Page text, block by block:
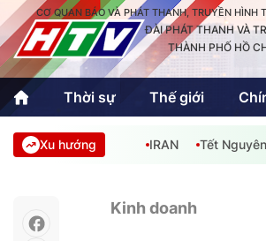
CƠ QUAN BÁO VÀ PHÁT THANH, TRUYỀN HÌNH
ĐÀI PHÁT THANH VÀ
THÀNH PHỐ HỒ
Thời sự Thế giới
Thời sự
Thể thao
Quốc tế
Xu hướng IRAN Tết
Kinh doanh